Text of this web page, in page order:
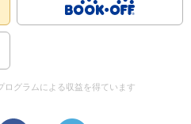
ログラムによる収益を得ています